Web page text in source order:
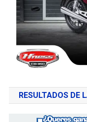
RESULTADOS DE